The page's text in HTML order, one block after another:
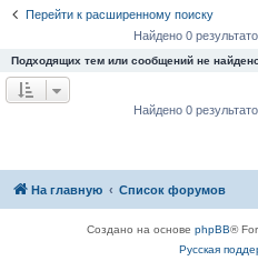
Перейти к расширенному поиску
Найдено 0
Подходящих тем или сообщений не
Найдено 0
На главную Список форумов
Создано на основе phpBB®
Русская